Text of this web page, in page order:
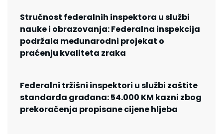
Stručnost federalnih inspektora u službi
nauke i obrazovanja: Federalna inspekcija
podržala međunarodni projekat o
praćenju kvaliteta zraka
Federalni tržišni inspektori u službi zaštite
standarda građana: 54.000 KM kazni zbog
prekoračenja propisane cijene hljeba